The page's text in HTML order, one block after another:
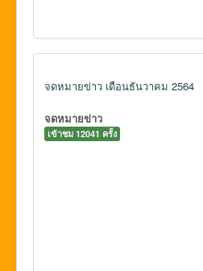
จดหมายข่าว เดือนธันวาคม 2564
จดหมายข่าว
เข้าชม 12041 ครั้ง